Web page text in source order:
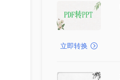
立即转换